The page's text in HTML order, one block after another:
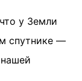
у Земли
спутнике —